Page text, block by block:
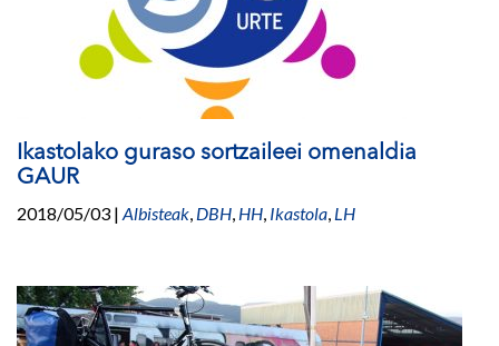
Ikastolako guraso sortzaileei omenaldia
GAUR
2018/05/03 | Albisteak, DBH, HH, Ikastola, LH